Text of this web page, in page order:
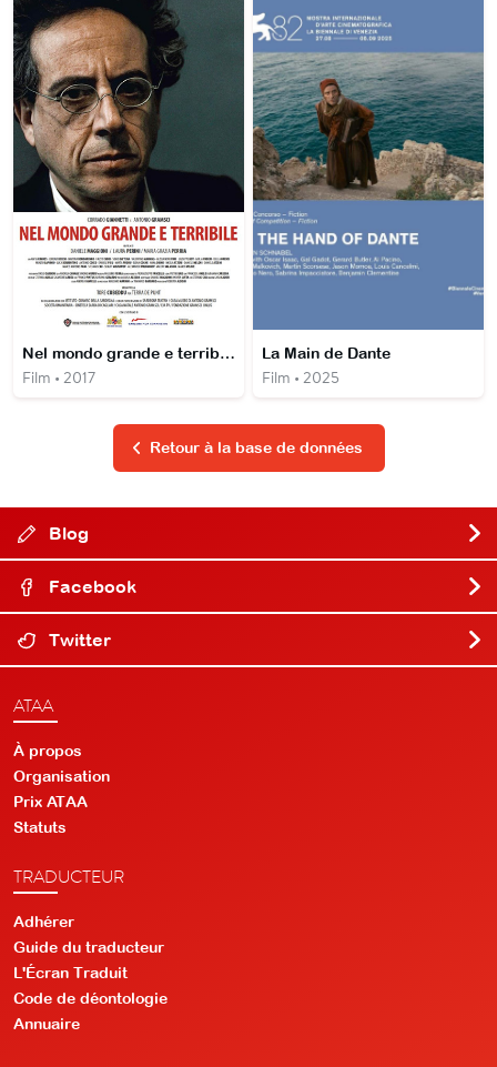
Nel mondo grande e terribile
Film • 2017
La Main de Dante
Film • 2025
Retour à la base de données
Blog
Facebook
Twitter
ATAA
À propos
Organisation
Prix ATAA
Statuts
TRADUCTEUR
Adhérer
Guide du traducteur
L'Écran Traduit
Code de déontologie
Annuaire